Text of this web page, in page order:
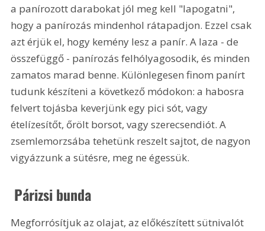
a panírozott darabokat jól meg kell "lapogatni",
hogy a panírozás mindenhol rátapadjon. Ezzel csak
azt érjük el, hogy kemény lesz a panír. A laza - de
összefüggő - panírozás felhólyagosodik, és minden
zamatos marad benne. Különlegesen finom panírt
tudunk készíteni a következő módokon: a habosra
felvert tojásba keverjünk egy pici sót, vagy
ételízesítőt, őrölt borsot, vagy szerecsendiót. A
zsemlemorzsába tehetünk reszelt sajtot, de nagyon
vigyázzunk a sütésre, meg ne égessük.
Párizsi bunda
Megforrósítjuk az olajat, az előkészített sütnivalót